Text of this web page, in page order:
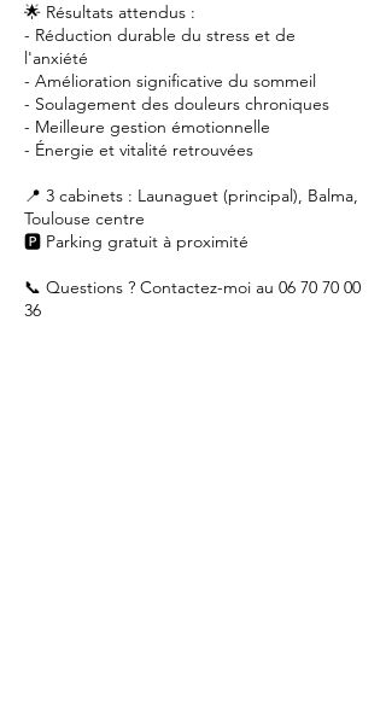
🌟 Résultats attendus :
- Réduction durable du stress et de
l'anxiété
- Amélioration significative du sommeil
- Soulagement des douleurs chroniques
- Meilleure gestion émotionnelle
- Énergie et vitalité retrouvées
📍 3 cabinets : Launaguet (principal), Balma,
Toulouse centre
🅿️ Parking gratuit à proximité
📞 Questions ? Contactez-moi au 06 70 70 00
36